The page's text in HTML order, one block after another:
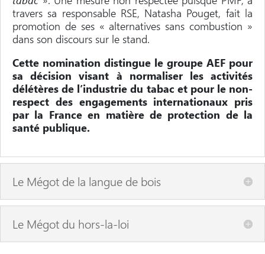
travers sa responsable RSE, Natasha Pouget, fait la
promotion de ses « alternatives sans combustion »
dans son discours sur le stand.
Cette nomination distingue le groupe AEF pour
sa décision visant à normaliser les activités
délétères de l’industrie du tabac et pour le non-
respect des engagements internationaux pris
par la France en matière de protection de la
santé publique.
Le Mégot de la langue de bois
Le Mégot du hors-la-loi